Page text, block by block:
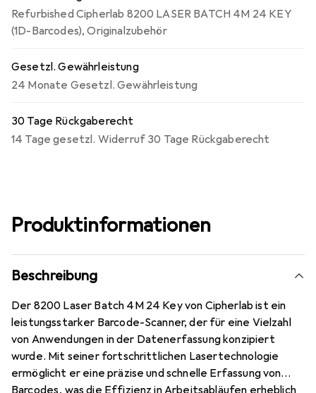
Refurbished Cipherlab 8200 LASER BATCH 4M 24 KEY
(1D-Barcodes), Originalzubehör
Gesetzl. Gewährleistung
24 Monate Gesetzl. Gewährleistung
30 Tage Rückgaberecht
14 Tage gesetzl. Widerruf 30 Tage Rückgaberecht
Produktinformationen
Beschreibung
Der 8200 Laser Batch 4M 24 Key von Cipherlab ist ein
leistungsstarker Barcode-Scanner, der für eine Vielzahl
von Anwendungen in der Datenerfassung konzipiert
wurde. Mit seiner fortschrittlichen Lasertechnologie
ermöglicht er eine präzise und schnelle Erfassung von
Barcodes, was die Effizienz in Arbeitsabläufen erheblich